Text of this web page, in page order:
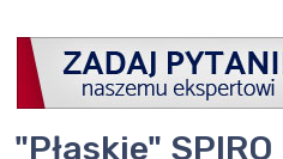
"płaskie" SPIRO